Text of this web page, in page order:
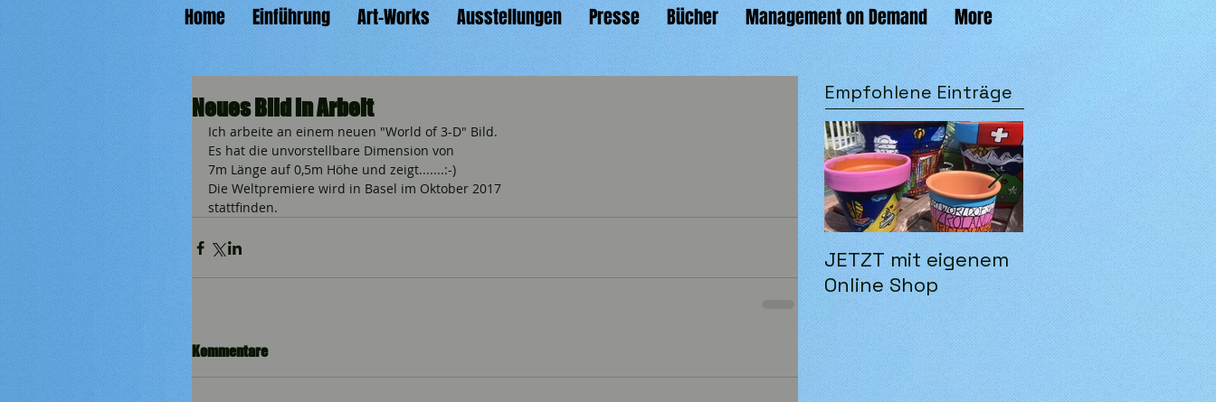
Home Einführung Art-Works Ausstellungen Presse Bücher Management on Demand More
Neues Bild in Arbeit
Ich arbeite an einem neuen "World of 3-D" Bild.
Es hat die unvorstellbare Dimension von
7m Länge auf 0,5m Höhe und zeigt.......:-)
Die Weltpremiere wird in Basel im Oktober 2017
stattfinden.
Kommentare
Empfohlene Einträge
JETZT mit eigenem
Online Shop
Ich selbst:-)